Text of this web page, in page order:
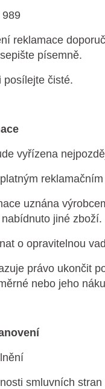
989
reklamace
písemně.
posílejte čisté.
vyřízena
uznána
jiné zboží.
o opravitelnou
právo ukončit
nebo jeho
smluvních